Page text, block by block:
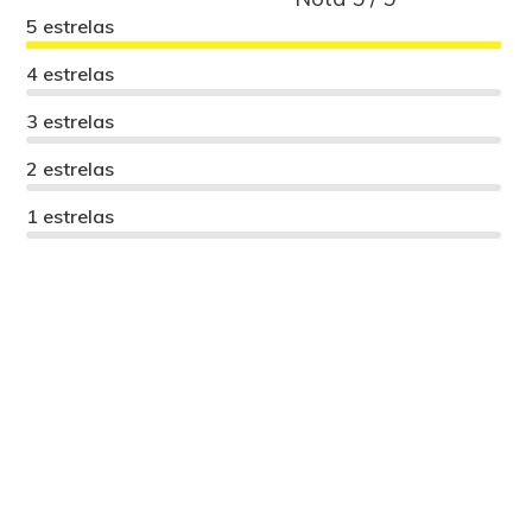
5 estrelas
4 estrelas
3 estrelas
2 estrelas
1 estrelas